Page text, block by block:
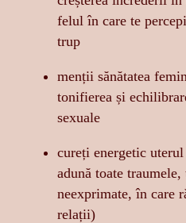
felul în care te
trup
menții sănătatea
tonifierea și
sexuale
cureți energetic
adună toate
neexprimate, în care
relații)